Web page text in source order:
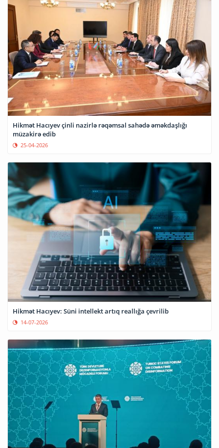
Hikmət Hacıyev çinli nazirlə rəqəmsal sahədə əməkdaşlığı
müzakirə edib
25-04-2026
Hikmət Hacıyev: Süni intellekt artıq reallığa çevrilib
14-07-2026